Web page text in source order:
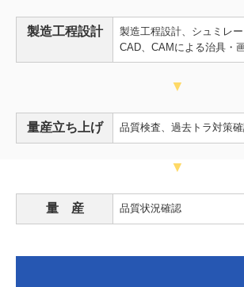
製造工程設計
製造工程設計、シュミレ
CAD、CAMによる治具・
▼
量産立ち上げ 品質検査、過去トラ対策
▼
量 産 品質状況確認